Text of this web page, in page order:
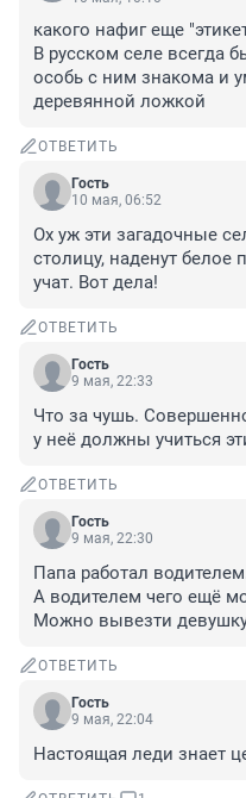
какого нафиг еще
В русском селе всегда
особь с ним знакома и
деревянной ложкой
ОТВЕТИТЬ
Гость
10 мая, 06:52
Ох уж эти загадочные
столицу, наденут белое
учат. Вот дела!
ОТВЕТИТЬ
Гость
9 мая, 22:33
Что за чушь.
у неё должны учиться
ОТВЕТИТЬ
Гость
9 мая, 22:30
Папа работал
А водителем чего ещё
Можно вывезти
ОТВЕТИТЬ
Гость
9 мая, 22:04
Настоящая леди знает